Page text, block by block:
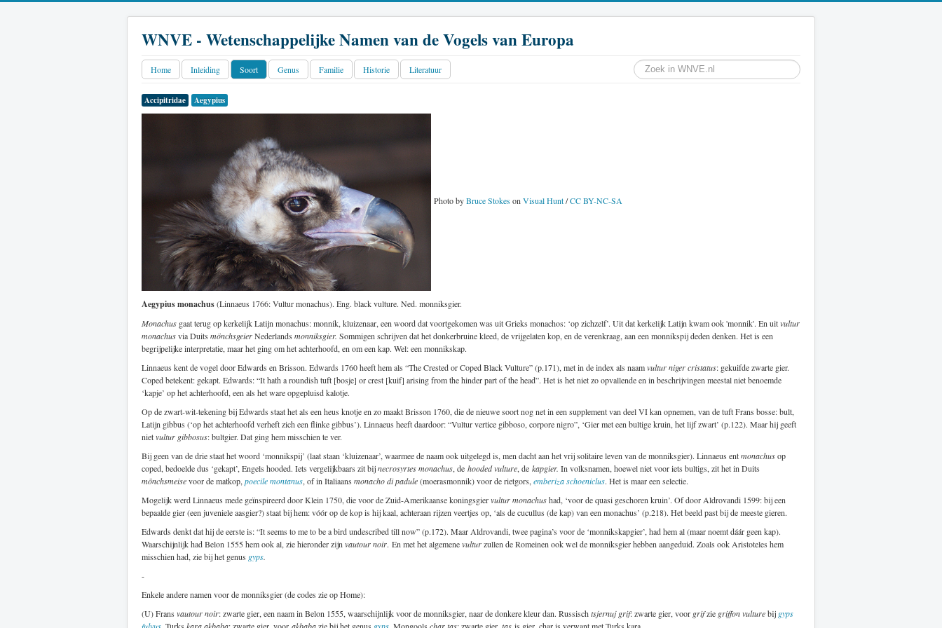
WNVE - Wetenschappelijke Namen van de Vogels van Europa
Home Inleiding Soort Genus Familie Historie Literatuur
Accipitridae Aegypius
Photo byBruce Stokeson Visual Hunt/CC BY-NC-SA
Aegypius monachus(Linnaeus 1766: Vultur monachus). Eng. black vulture. Ned. monniksgier.
Monachus gaat terug op kerkelijk Latijn monachus: monnik, kluizenaar, een woord dat voortgekomen was uit Grieks monachos: ‘op zichzelf’. Uit dat kerkelijk Latijn kwam ook 'monnik'. En uitvultur
monachusvia Duits mönchsgeierNederlands monniksgier. Sommigen schrijven dat het donkerbruine kleed, de vrijgelaten kop, en de verenkraag, aan een monnikspij deden denken. Het is een
begrijpelijke interpretatie, maar het ging om het achterhoofd, en om een kap. Wel: een monnikskap.
Linnaeus kent de vogel door Edwards en Brisson. Edwards 1760 heeft hem als “The Crested or Coped Black Vulture” (p.171), met in de index als naamvultur niger cristatus: gekuifde zwarte gier.
Coped betekent: gekapt. Edwards: “It hath a roundish tuft [bosje] or crest [kuif] arising from the hinder part of the head”. Het is het niet zo opvallende en in beschrijvingen meestal niet benoemde
‘kapje’ op het achterhoofd, een als het ware opgepluisd kalotje.
Op de zwart-wit-tekening bij Edwards staat het als een heus knotje en zo maakt Brisson 1760, die de nieuwe soort nog net in een supplement van deel VI kan opnemen, van de tuft Frans bosse: bult,
Latijn gibbus (‘op het achterhoofd verheft zich een flinke gibbus’). Linnaeus heeft daardoor: “Vultur vertice gibboso, corpore nigro”, ‘Gier met een bultige kruin, het lijf zwart’ (p.122). Maar hij geeft
nietvultur gibbosus: bultgier. Dat ging hem misschien te ver.
Bij geen van de drie staat het woord ‘monnikspij’ (laat staan ‘kluizenaar’, waarmee de naam ook uitgelegd is, men dacht aan het vrij solitaire leven van de monniksgier). Linnaeus entmonachusop
coped, bedoelde dus ‘gekapt’, Engels hooded. Iets vergelijkbaars zit bijnecrosyrtes monachus, de hooded vulture, de kapgier. In volksnamen, hoewel niet voor iets bultigs, zit het in Duits
mönchsmeisevoor de matkop, poecile montanus, of in Italiaans monacho di padule(moerasmonnik) voor de rietgors, emberiza schoeniclus. Het is maar een selectie.
Mogelijk werd Linnaeus mede geïnspireerd door Klein 1750, die voor de Zuid-Amerikaanse koningsgiervultur monachushad, ‘voor de quasi geschoren kruin’. Of door Aldrovandi 1599: bij een
bepaalde gier (een juveniele aasgier?) staat bij hem: vóór op de kop is hij kaal, achteraan rijzen veertjes op, ‘als de cucullus (de kap) van een monachus’ (p.218). Het beeld past bij de meeste gieren.
Edwards denkt dat hij de eerste is: “It seems to me to be a bird undescribed till now” (p.172). Maar Aldrovandi, twee pagina’s voor de ‘monnikskapgier’, had hem al (maar noemt dáár geen kap).
Waarschijnlijk had Belon 1555 hem ook al, zie hieronder zijn vautour noir. En met het algemenevulturzullen de Romeinen ook wel de monniksgier hebben aangeduid. Zoals ook Aristoteles hem
misschien had, zie bij het genus gyps.
-
Enkele andere namen voor de monniksgier (de codes zie op Home):
(U) Frans vautour noir: zwarte gier, een naam in Belon 1555, waarschijnlijk voor de monniksgier, naar de donkere kleur dan. Russisch tsjernuj grif: zwarte gier, voor grifzie griffon vulturebij gyps
fulvus . Turks kara akbaba: zwarte gier, voor akbabazie bij het genus gyps Mongools char tas: zwarte gier, tas is gier, char is verwant met Turks kara.